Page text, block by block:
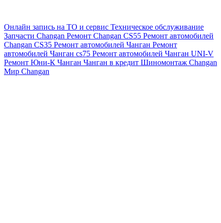
Онлайн запись на ТО и сервис Техническое обслуживание
Запчасти Changan Ремонт Changan CS55 Ремонт автомобилей
Changan CS35 Ремонт автомобилей Чанган Ремонт
автомобилей Чанган cs75 Ремонт автомобилей Чанган UNI-V
Ремонт Юни-К Чанган Чанган в кредит Шиномонтаж Changan
Мир Changan